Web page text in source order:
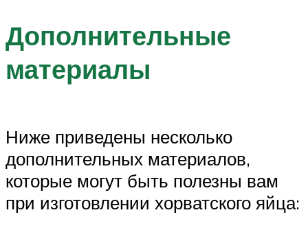
Дополнительные
материалы
Ниже приведены несколько
дополнительных материалов,
которые могут быть полезны вам
при изготовлении хорватского яйца: